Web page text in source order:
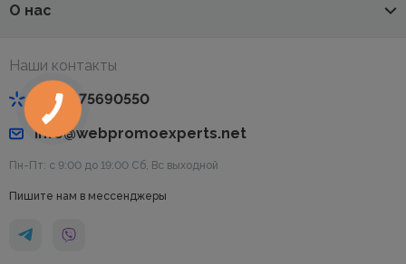
О нас
Наши контакты
+380675690550
info@webpromoexperts.net
Пн-Пт: с 9:00 до 19:00 Cб, Вс выходной
Пишите нам в мессенджеры